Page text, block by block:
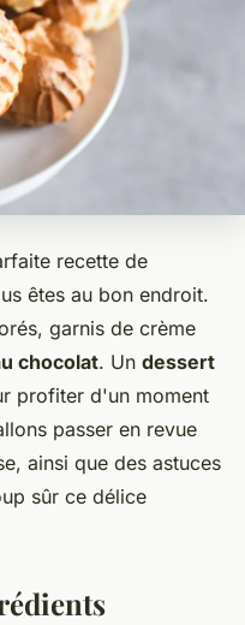
recette de
êtes au bon endroit.
garnis de crème
chocolat. Un dessert
profiter d'un moment
passer en revue
ainsi que des astuces
sûr ce délice